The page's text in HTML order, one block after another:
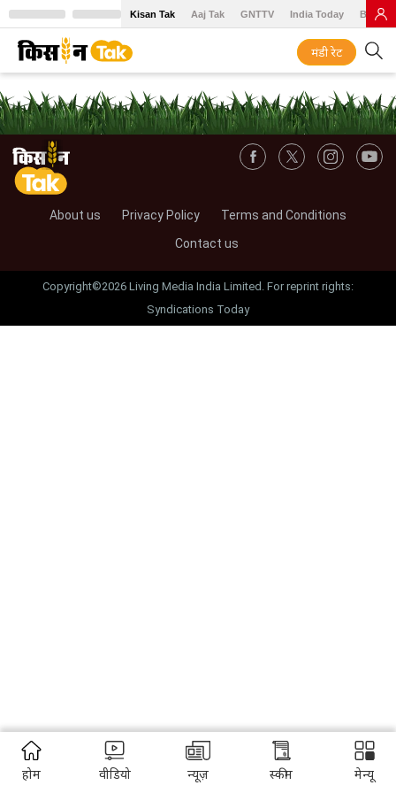
Kisan Tak Aaj Tak GNTTV India Today BT
मंडी रेट
About us Privacy Policy
Terms and Conditions
Contact us
Copyright©2026 Living Media India Limited. For reprint rights:
Syndications Today
होम वीडियो न्यूज़ स्कीम मेन्यू